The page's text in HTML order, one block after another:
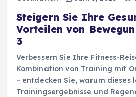
Steigern Sie Ihre
Vorteilen von
3
Verbessern Sie Ihre Fitness-
Kombination von Training mit
– entdecken Sie, warum dieses
Trainingsergebnisse und